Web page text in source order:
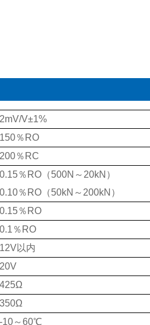
2mV/V±1%
150％RO
200％RC
0.15％RO（500N～20kN）
0.10％RO（50kN～200kN）
0.15％RO
0.1％RO
12V以内
20V
425Ω
350Ω
-10～60℃